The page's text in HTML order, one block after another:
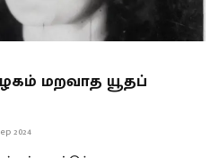
மறவாத யூதப்
2024